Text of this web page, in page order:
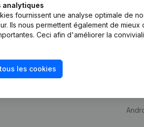
analytiques
fournissent une analyse optimale de
Ils nous permettent également de
Ceci afin d'améliorer la
les cookies